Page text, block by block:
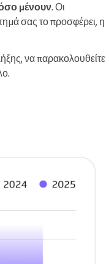
μένουν. Οι
σας το προσφέρει, η
να παρακολουθείτε